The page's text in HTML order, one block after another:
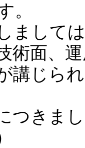
。
まして
術面、
講じら
つきま